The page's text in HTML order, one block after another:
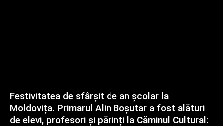
Festivitatea de sfârșit de an școlar la
Moldovița. Primarul Alin Boșutar a fost alături
de elevi, profesori și părinți la Căminul Cultural: